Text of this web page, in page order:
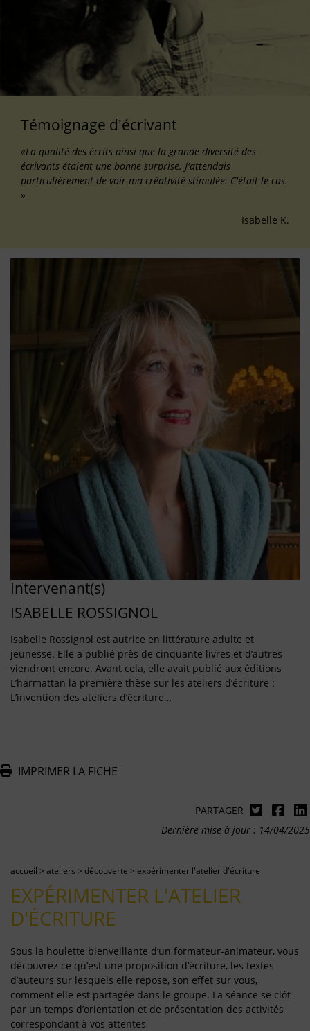
Témoignage d'écrivant
«La qualité des écrits ainsi que la grande diversité des
écrivants étaient une bonne surprise. J'attendais
particulièrement de voir ma créativité stimulée. C'était le cas.
»
Isabelle K.
Intervenant(s)
ISABELLE ROSSIGNOL
Isabelle Rossignol est autrice en littérature adulte et
jeunesse. Elle a publié près de cinquante livres et d’autres
viendront encore. Avant cela, elle avait publié aux éditions
L’harmattan la première thèse sur les ateliers d’écriture :
L’invention des ateliers d’écriture…
IMPRIMER LA FICHE
PARTAGER
Dernière mise à jour : 14/04/2025
accueil > ateliers > découverte > expérimenter l'atelier d'écriture
EXPÉRIMENTER L'ATELIER
D'ÉCRITURE
Sous la houlette bienveillante d’un formateur-animateur, vous
découvrez ce qu’est une proposition d’écriture, les textes
d’auteurs sur lesquels elle repose, son effet sur vous,
comment elle est partagée dans le groupe. La séance se clôt
par un temps d’orientation et de présentation des activités
correspondant à vos attentes